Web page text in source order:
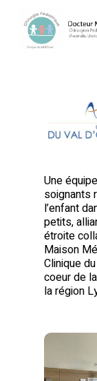
content
Une
soignants
l’enfant
petits,
étroite
Maison
Clinique
coeur de
la région